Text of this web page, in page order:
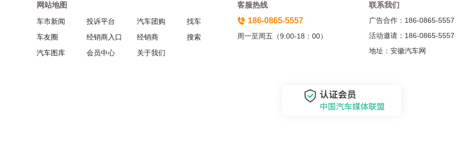
网站地图
车市新闻 投诉平台 汽车团购
找车
车友圈
经销商入口 经销商
搜索
汽车图库
会员中心 关于我们
客服热线
186-0865-5557
周一至周五（9:00-18：00）
联系我们
广告合作：186-0865-5557
活动邀请：186-0865-5557
地址：安徽汽车网